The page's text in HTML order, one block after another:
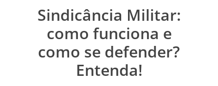
Sindicância Militar:
como funciona e
como se defender?
Entenda!